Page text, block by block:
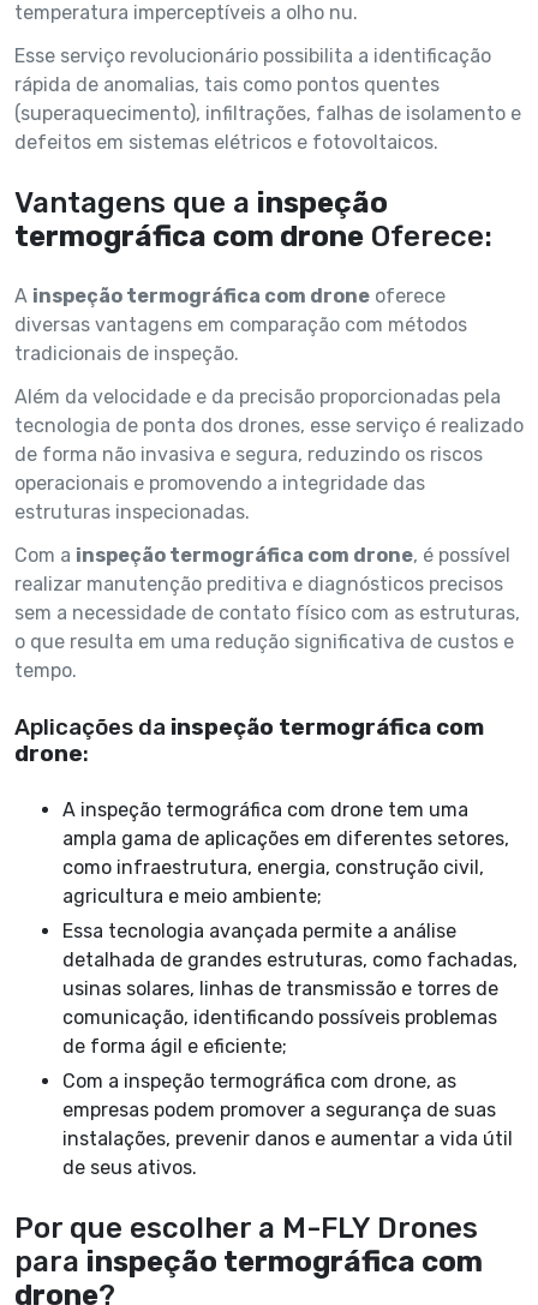
temperatura imperceptíveis a olho nu.
Esse serviço revolucionário possibilita a identificação
rápida de anomalias, tais como pontos quentes
(superaquecimento), infiltrações, falhas de isolamento e
defeitos em sistemas elétricos e fotovoltaicos.
Vantagens que a inspeção
termográfica com drone Oferece:
A inspeção termográfica com drone oferece
diversas vantagens em comparação com métodos
tradicionais de inspeção.
Além da velocidade e da precisão proporcionadas pela
tecnologia de ponta dos drones, esse serviço é realizado
de forma não invasiva e segura, reduzindo os riscos
operacionais e promovendo a integridade das
estruturas inspecionadas.
Com a inspeção termográfica com drone, é possível
realizar manutenção preditiva e diagnósticos precisos
sem a necessidade de contato físico com as estruturas,
o que resulta em uma redução significativa de custos e
tempo.
Aplicações da inspeção termográfica com
drone:
A inspeção termográfica com drone tem uma
ampla gama de aplicações em diferentes setores,
como infraestrutura, energia, construção civil,
agricultura e meio ambiente;
Essa tecnologia avançada permite a análise
detalhada de grandes estruturas, como fachadas,
usinas solares, linhas de transmissão e torres de
comunicação, identificando possíveis problemas
de forma ágil e eficiente;
Com a inspeção termográfica com drone, as
empresas podem promover a segurança de suas
instalações, prevenir danos e aumentar a vida útil
de seus ativos.
Por que escolher a M-FLY Drones
para inspeção termográfica com
drone?